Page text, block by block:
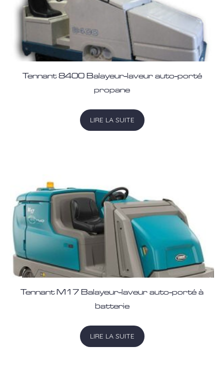
Tennant 8400 Balayeur-laveur auto-porté
propane
LIRE LA SUITE
Tennant M17 Balayeur-laveur auto-porté à
batterie
LIRE LA SUITE